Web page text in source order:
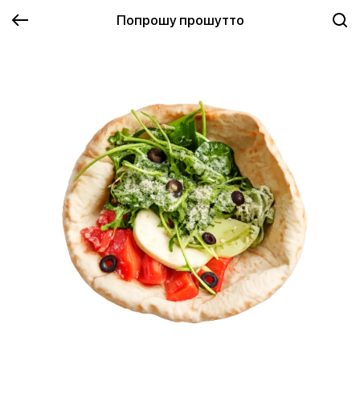
Попрошу прошутто